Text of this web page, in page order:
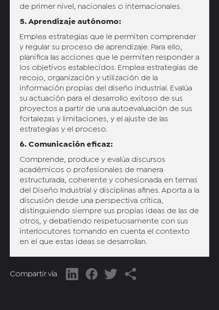
de primer nivel, nacionales o internacionales.
5. Aprendizaje autónomo:
Emplea estrategias que le permiten comprender
y regular su proceso de aprendizaje. Para ello,
planifica las acciones que le permiten responder a
los objetivos establecidos. Emplea estrategias de
recojo, organización y utilización de la
información propias del diseño industrial. Evalúa
su actuación para el desarrollo exitoso de sus
proyectos a partir de una autoevaluación de sus
fortalezas y limitaciones, y el ajuste de las
estrategias y el proceso.
6. Comunicación eficaz:
Comprende, produce y evalúa discursos
académicos o profesionales de manera
estructurada, coherente y cohesionada en temas
del Diseño Industrial y disciplinas afines. Aporta a la
discusión desde una perspectiva crítica,
distinguiendo siempre sus propias ideas de las de
otros, y debatiendo respetuosamente con sus
interlocutores tomando en cuenta el contexto
en el que estas ideas se desarrollan.
Compartir vía